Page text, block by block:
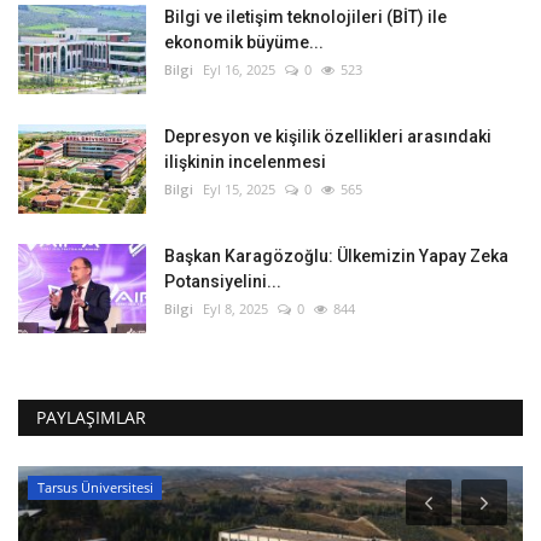
Bilgi ve iletişim teknolojileri (BİT) ile
ekonomik büyüme...
Bilgi Eyl 16, 2025 0 523
Depresyon ve kişilik özellikleri arasındaki
ilişkinin incelenmesi
Bilgi Eyl 15, 2025 0 565
Başkan Karagözoğlu: Ülkemizin Yapay Zeka
Potansiyelini...
Bilgi Eyl 8, 2025 0 844
PAYLAŞIMLAR
Tarsus Üniversitesi